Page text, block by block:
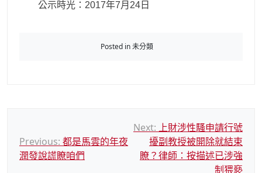
公示時光：2017年7月24日
Posted in 未分類
章
導
Previous: 都是馬雲的年夜
潤發說謊瞭咱們
Next: 上財涉性騷申請行號
擾副教授被開除就結束
瞭？律師：按描述已涉強
制猥褻